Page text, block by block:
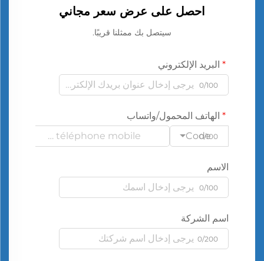
احصل على عرض سعر مجاني
سيتصل بك ممثلنا قريبًا.
البريد الإلكتروني
0/100
الهاتف المحمول/واتساب
Code
0/100
الاسم
0/100
اسم الشركة
0/200